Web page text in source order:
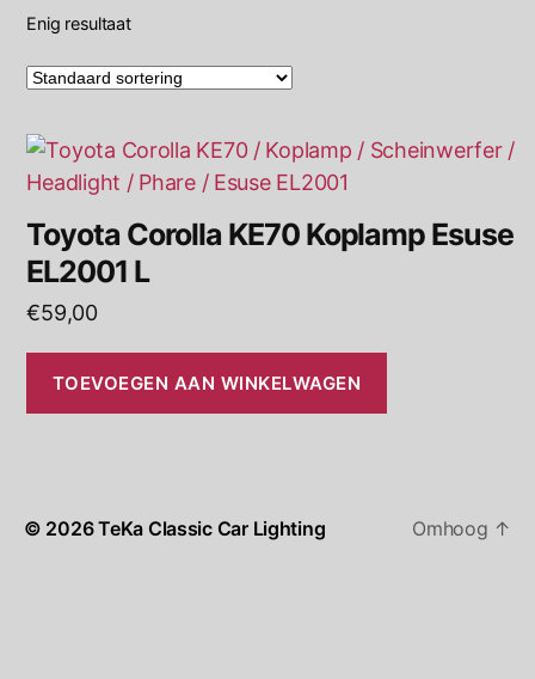
Enig resultaat
Toyota Corolla KE70 Koplamp Esuse
EL2001 L
€59,00
TOEVOEGEN AAN WINKELWAGEN
© 2026TeKa Classic Car Lighting Omhoog ↑